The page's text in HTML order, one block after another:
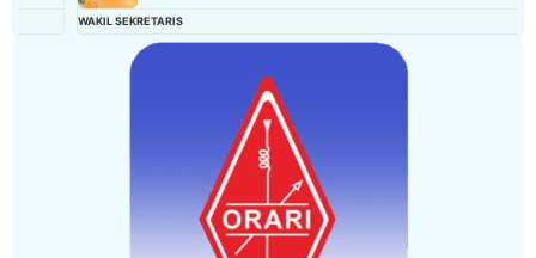
WAKIL SEKRETARIS